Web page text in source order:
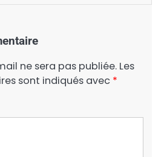
ne sera pas publiée. Les
sont indiqués avec *